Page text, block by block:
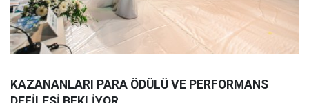
KAZANANLARI PARA ÖDÜLÜ VE PERFORMANS